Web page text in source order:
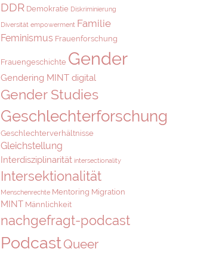
DDR Demokratie Diskriminierung
Diversität empowerment Familie
Feminismus Frauenforschung
Frauengeschichte Gender
Gendering MINT digital
Gender Studies
Geschlechterforschung
Geschlechterverhältnisse
Gleichstellung
Interdisziplinarität intersectionality
Intersektionalität
Menschenrechte Mentoring Migration
MINT Männlichkeit
nachgefragt-podcast
PodcastQueer